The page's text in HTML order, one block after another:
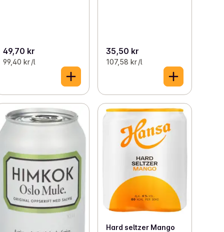
49,70 kr
99,40 kr /l
35,50 kr
107,58 kr /l
Hard seltzer Mango